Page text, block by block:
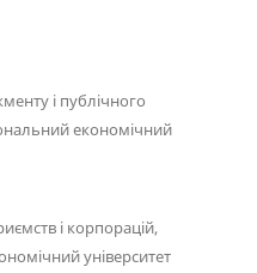
і публічного
економічний
і корпорацій,
університет